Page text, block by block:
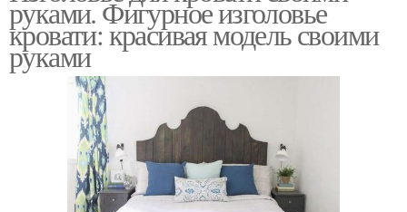
руками. Фигурное изголовье
кровати: красивая модель своими
руками